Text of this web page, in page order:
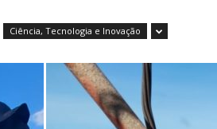
Ciência, Tecnologia e Inovação